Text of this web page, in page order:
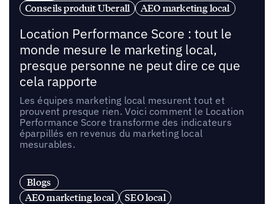
Conseils produit Uberall
AEO marketing local
Location Performance Score : tout le
monde mesure le marketing local,
presque personne ne peut dire ce que
cela rapporte
Les équipes marketing local mesurent tout et
prouvent presque rien. Voici comment le Location
Performance Score transforme des indicateurs
éparpillés en revenus du marketing local
mesurables.
Blogs
AEO marketing local
SEO local